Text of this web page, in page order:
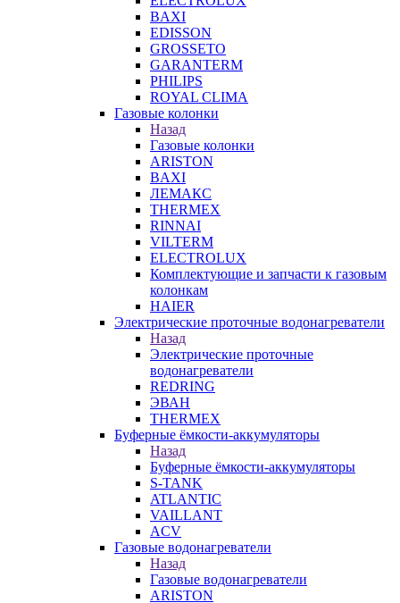
BAXI
EDISSON
GROSSETO
GARANTERM
PHILIPS
ROYAL CLIMA
Газовые колонки
Назад
Газовые колонки
ARISTON
BAXI
ЛЕМАКС
THERMEX
RINNAI
VILTERM
ELECTROLUX
Комплектующие и запчасти к газовым
колонкам
HAIER
Электрические проточные водонагреватели
Назад
Электрические проточные
водонагреватели
REDRING
ЭВАН
THERMEX
Буферные ёмкости-аккумуляторы
Назад
Буферные ёмкости-аккумуляторы
S-TANK
ATLANTIC
VAILLANT
ACV
Газовые водонагреватели
Назад
Газовые водонагреватели
ARISTON